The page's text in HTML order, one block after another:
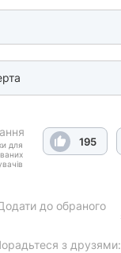
для
195
до обраного
з друзями: